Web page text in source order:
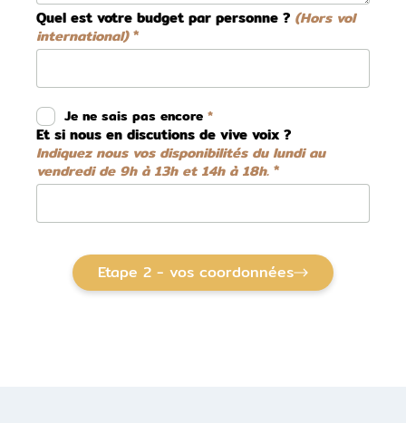
Quel est votre budget par personne ? (Hors vol
international)
Je ne sais pas encore
Et si nous en discutions de vive voix ?
Indiquez nous vos disponibilités du lundi au
vendredi de 9h à 13h et 14h à 18h.
Etape 2 - vos coordonnées